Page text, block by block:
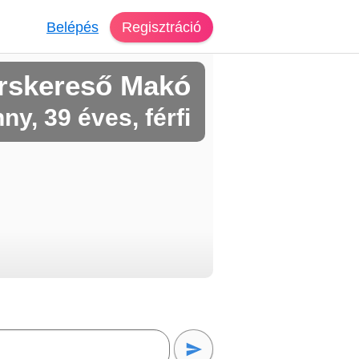
Belépés Regisztráció
Makó
39 éves, férfi